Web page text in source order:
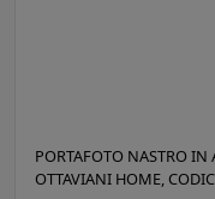
PORTAFOTO NASTRO IN
OTTAVIANI HOME,